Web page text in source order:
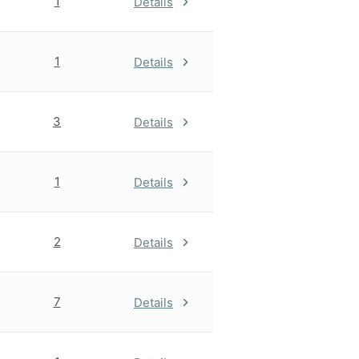
1 Details
3 Details
1 Details
2 Details
7 Details